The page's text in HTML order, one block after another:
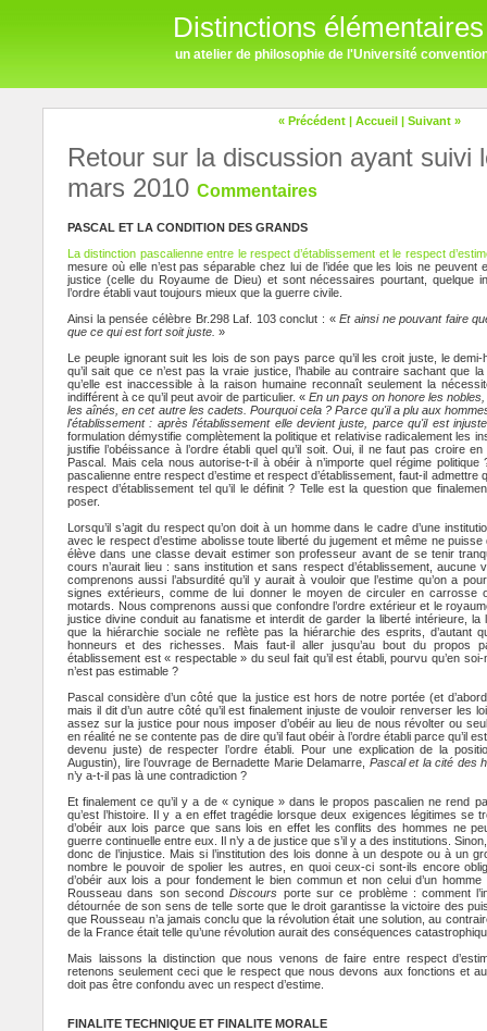
Distinctions élémentaires
un atelier de philosophie de l'Université
« Précédent | Accueil | Suivant »
Retour sur la discussion ayant suivi
mars 2010 Commentaires
PASCAL ET LA CONDITION DES GRANDS
La distinction pascalienne entre le respect d’établissement et le respect
mesure où elle n’est pas séparable chez lui de l’idée que les lois ne peuvent
justice (celle du Royaume de Dieu) et sont nécessaires pourtant, quelque
l’ordre établi vaut toujours mieux que la guerre civile.
Ainsi la pensée célèbre Br.298 Laf. 103 conclut : «Et ainsi ne pouvant faire
que ce qui est fort soit juste. »
Le peuple ignorant suit les lois de son pays parce qu’il les croit juste, le
qu’il sait que ce n’est pas la vraie justice, l’habile au contraire sachant que
qu’elle est inaccessible à la raison humaine reconnaît seulement la
indifférent à ce qu’il peut avoir de particulier. « En un pays on honore les
les aînés, en cet autre les cadets. Pourquoi cela ? Parce qu'il a plu aux
l'établissement : après l'établissement elle devient juste, parce qu'il est
formulation démystifie complètement la politique et relativise radicalement les
justifie l’obéissance à l’ordre établi quel qu’il soit. Oui, il ne faut pas croire
Pascal. Mais cela nous autorise-t-il à obéir à n’importe quel régime
pascalienne entre respect d’estime et respect d’établissement, faut-il admettre
respect d’établissement tel qu’il le définit ? Telle est la question que
poser.
Lorsqu’il s’agit du respect qu’on doit à un homme dans le cadre d’une
avec le respect d’estime abolisse toute liberté du jugement et même ne puisse
élève dans une classe devait estimer son professeur avant de se tenir
cours n’aurait lieu : sans institution et sans respect d’établissement, aucune
comprenons aussi l’absurdité qu’il y aurait à vouloir que l’estime qu’on a
signes extérieurs, comme de lui donner le moyen de circuler en carrosse
motards. Nous comprenons aussi que confondre l’ordre extérieur et le
justice divine conduit au fanatisme et interdit de garder la liberté intérieure,
que la hiérarchie sociale ne reflète pas la hiérarchie des esprits, d’autant
honneurs et des richesses. Mais faut-il aller jusqu’au bout du propos
établissement est « respectable » du seul fait qu’il est établi, pourvu qu’en soi-
n’est pas estimable ?
Pascal considère d’un côté que la justice est hors de notre portée (et
mais il dit d’un autre côté qu’il est finalement injuste de vouloir renverser les
assez sur la justice pour nous imposer d’obéir au lieu de nous révolter ou
en réalité ne se contente pas de dire qu’il faut obéir à l’ordre établi parce qu’il
devenu juste) de respecter l’ordre établi. Pour une explication de la
Augustin), lire l’ouvrage de Bernadette Marie Delamarre, Pascal et la cité des
n’y a-t-il pas là une contradiction ?
Et finalement ce qu’il y a de « cynique » dans le propos pascalien ne rend
qu’est l’histoire. Il y a en effet tragédie lorsque deux exigences légitimes se
d’obéir aux lois parce que sans lois en effet les conflits des hommes ne
guerre continuelle entre eux. Il n’y a de justice que s’il y a des institutions.
donc de l’injustice. Mais si l’institution des lois donne à un despote ou à un
nombre le pouvoir de spolier les autres, en quoi ceux-ci sont-ils encore
d’obéir aux lois a pour fondement le bien commun et non celui d’un
Rousseau dans son secondDiscours porte sur ce problème : comment
détournée de son sens de telle sorte que le droit garantisse la victoire des
que Rousseau n’a jamais conclu que la révolution était une solution, au
de la France était telle qu’une révolution aurait des conséquences
Mais laissons la distinction que nous venons de faire entre respect
retenons seulement ceci que le respect que nous devons aux fonctions et
doit pas être confondu avec un respect d’estime.
FINALITE TECHNIQUE ET FINALITE MORALE